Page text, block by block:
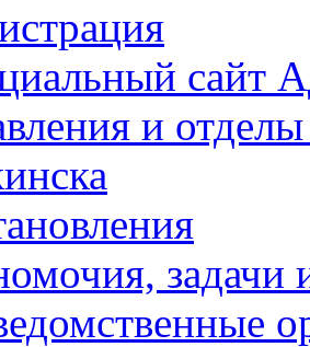
сайт
и
задачи